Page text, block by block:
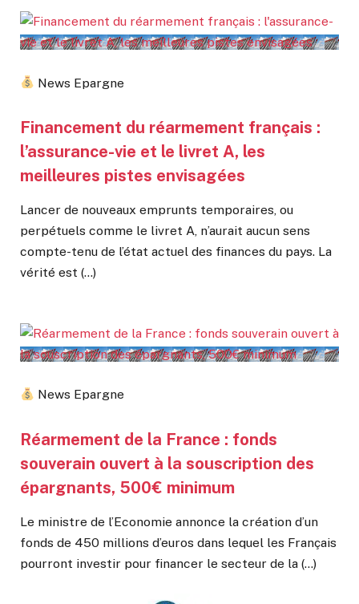
News Epargne
Financement du réarmement français :
l’assurance-vie et le livret A, les
meilleures pistes envisagées
Lancer de nouveaux emprunts temporaires, ou
perpétuels comme le livret A, n’aurait aucun sens
compte-tenu de l’état actuel des finances du pays. La
vérité est (…)
News Epargne
Réarmement de la France : fonds
souverain ouvert à la souscription des
épargnants, 500€ minimum
Le ministre de l’Economie annonce la création d’un
fonds de 450 millions d’euros dans lequel les Français
pourront investir pour financer le secteur de la (…)